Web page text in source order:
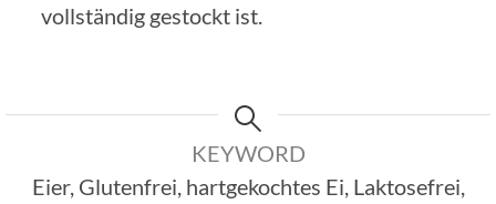
vollständig gestockt ist.
KEYWORD
Eier, Glutenfrei, hartgekochtes Ei, Laktosefrei,